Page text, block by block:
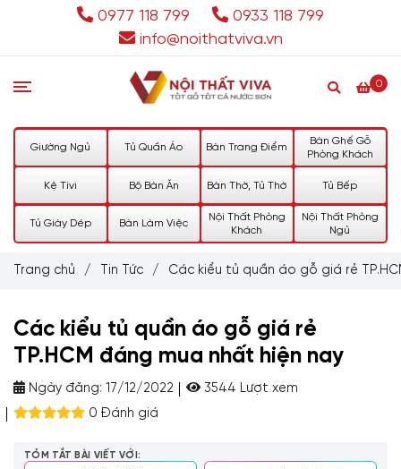
0977 118 799
0933 118 799
info@noithatviva.vn
0
Giường Ngủ Tủ Quần Áo Bàn Trang Điểm
Bàn Ghế Gỗ
Phòng Khách
Kệ Tivi Bộ Bàn Ăn Bàn Thờ, Tủ Thờ Tủ Bếp
Tủ Giày Dép Bàn Làm Việc
Nội Thất Phòng
Khách
Nội Thất Phòng
Ngủ
Trang chủ / Tin Tức / Các kiểu tủ quần áo gỗ giá rẻ
Các kiểu tủ quần áo gỗ giá rẻ
TP.HCM đáng mua nhất hiện nay
Ngày đăng: 17/12/2022
3544 Lượt xem
0 Đánh giá
TÓM TẮT BÀI VIẾT VỚI: